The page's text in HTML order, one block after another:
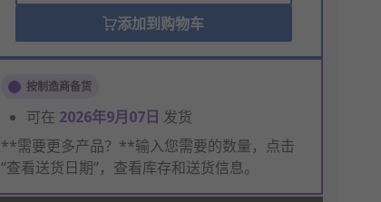
添加到购物车
按制造商备货
可在 2026年9月07日 发货
**需要更多产品？**输入您需要的数量，点击
“查看送货日期”，查看库存和送货信息。